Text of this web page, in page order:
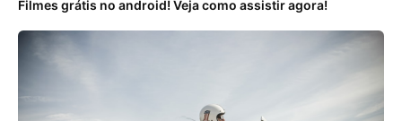
Filmes grátis no android! Veja como assistir agora!